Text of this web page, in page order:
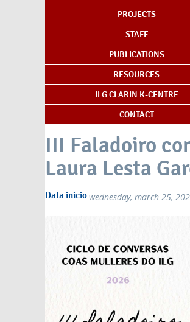
PROJECTS
STAFF
PUBLICATIONS
RESOURCES
ILG CLARIN K-CENTRE
CONTACT
III Faladoiro
Laura Lesta
Data iniciowednesday, march 25,